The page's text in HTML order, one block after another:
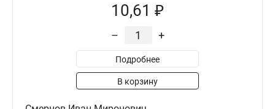
10,61 ₽
– +
Подробнее
В корзину